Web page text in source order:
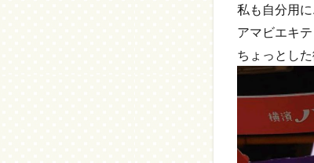
私も自分用
アマビエキ
ちょっとし